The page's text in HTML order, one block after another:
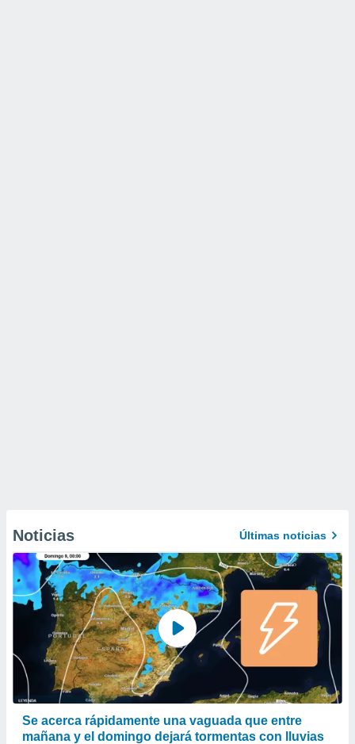
Noticias Últimas noticias
Se acerca rápidamente una vaguada que entre
mañana y el domingo dejará tormentas con lluvias